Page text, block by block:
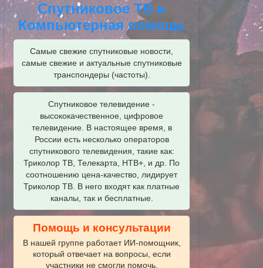
Спутниковое ТВ и
Компьютерная помощь
Самые свежие спутниковые новости,
самые свежие и актуальные спутниковые
транспондеры (частоты).
Спутниковое телевидение -
высококачественное, цифровое
телевидение. В настоящее время, в
России есть несколько операторов
спутникового телевидения, такие как:
Триколор ТВ, Телекарта, НТВ+, и др. По
соотношению цена-качество, лидирует
Триколор ТВ. В него входят как платные
каналы, так и бесплатные.
Помощь и консультации
В нашей группе работает ИИ‑помощник,
который отвечает на вопросы, если
участники не смогли помочь.